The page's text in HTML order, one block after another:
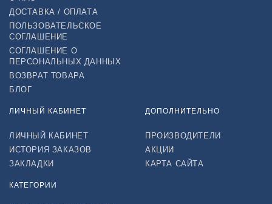
ДОСТАВКА / ОПЛАТА
ПОЛЬЗОВАТЕЛЬСКОЕ
СОГЛАШЕНИЕ
СОГЛАШЕНИЕ О
ПЕРСОНАЛЬНЫХ ДАННЫХ
ВОЗВРАТ ТОВАРА
БЛОГ
ЛИЧНЫЙ КАБИНЕТ
ЛИЧНЫЙ КАБИНЕТ
ИСТОРИЯ ЗАКАЗОВ
ЗАКЛАДКИ
ДОПОЛНИТЕЛЬНО
ПРОИЗВОДИТЕЛИ
АКЦИИ
КАРТА САЙТА
КАТЕГОРИИ